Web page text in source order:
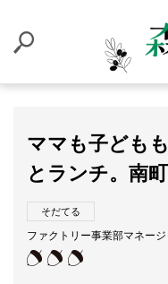
ママも子ども
とランチ。南
そだてる
ファクトリー事業部マネー